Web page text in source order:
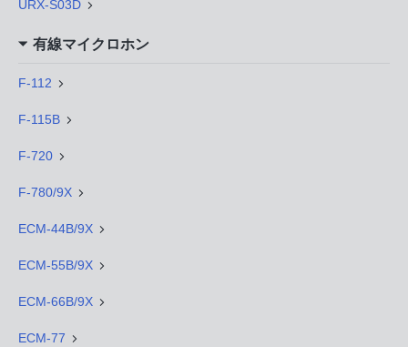
URX-S03D
有線マイクロホン
F-112
F-115B
F-720
F-780/9X
ECM-44B/9X
ECM-55B/9X
ECM-66B/9X
ECM-77